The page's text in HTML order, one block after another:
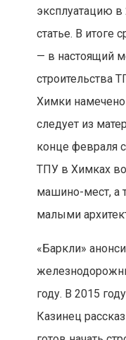
эксплуатацию в
статье. В итоге
— в настоящий
строительства
Химки намечено
следует из
конце февраля
ТПУ в Химках
машино-мест, а
малыми
«Баркли»
году. В 2015
Казинец